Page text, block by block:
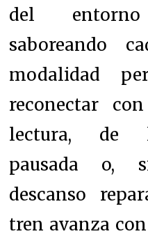
del
saboreando
modalidad
reconectar
lectura, de
pausada o,
descanso
tren avanza